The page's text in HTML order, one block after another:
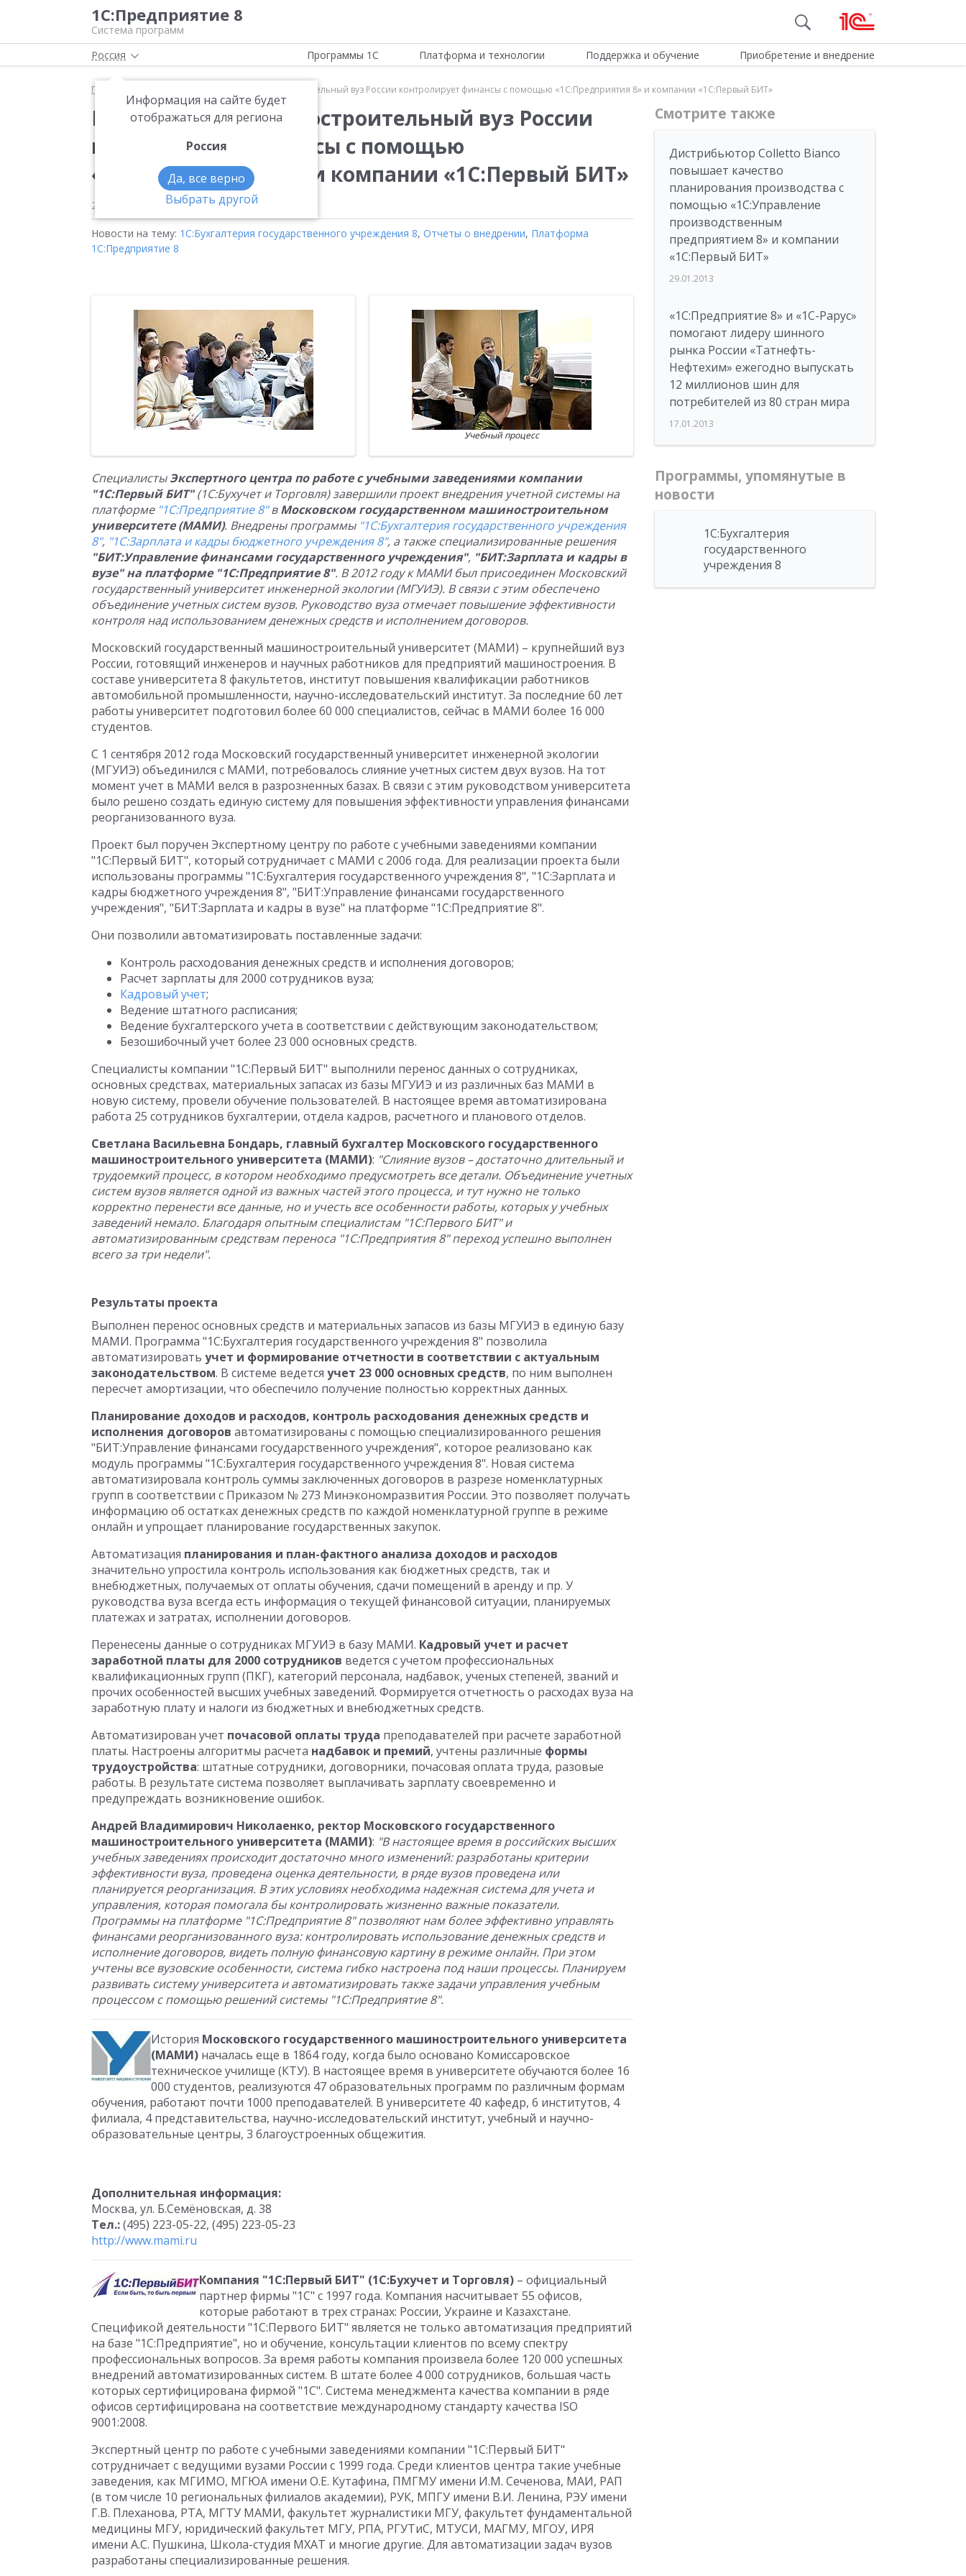
1С:Предприятие 8
Система программ
Россия
Информация на сайте будет
отображаться для региона
Россия
Да, все верно
Выбрать другой
Программы 1С Платформа и технологии Поддержка и обучение Приобретение и внедрение
Главная Крупнейший машиностроительный вуз России контролирует финансы с помощью «1С:Предприятия 8» и компании «1С:Первый БИТ»
Крупнейший машиностроительный вуз России
контролирует финансы с помощью
«1С:Предприятия 8» и компании «1С:Первый БИТ»
23.01.2013
Новости на тему: 1С:Бухгалтерия государственного учреждения 8, Отчеты о внедрении, Платформа
1С:Предприятие 8
Учебный процесс
СпециалистыЭкспертного центра по работе с учебными заведениями компании
"1С:Первый БИТ"(1С:Бухучет и Торговля) завершили проект внедрения учетной системы на
платформе "1С:Предприятие 8"вМосковском государственном машиностроительном
университете (МАМИ). Внедрены программы "1С:Бухгалтерия государственного учреждения
8", "1С:Зарплата и кадры бюджетного учреждения 8", а также специализированные решения
"БИТ:Управление финансами государственного учреждения", "БИТ:Зарплата и кадры в
вузе" на платформе "1С:Предприятие 8". В 2012 году к МАМИ был присоединен Московский
государственный университет инженерной экологии (МГУИЭ). В связи с этим обеспечено
объединение учетных систем вузов. Руководство вуза отмечает повышение эффективности
контроля над использованием денежных средств и исполнением договоров.
Московский государственный машиностроительный университет (МАМИ) – крупнейший вуз
России, готовящий инженеров и научных работников для предприятий машиностроения. В
составе университета 8 факультетов, институт повышения квалификации работников
автомобильной промышленности, научно-исследовательский институт. За последние 60 лет
работы университет подготовил более 60 000 специалистов, сейчас в МАМИ более 16 000
студентов.
С 1 сентября 2012 года Московский государственный университет инженерной экологии
(МГУИЭ) объединился с МАМИ, потребовалось слияние учетных систем двух вузов. На тот
момент учет в МАМИ велся в разрозненных базах. В связи с этим руководством университета
было решено создать единую систему для повышения эффективности управления финансами
реорганизованного вуза.
Проект был поручен Экспертному центру по работе с учебными заведениями компании
"1С:Первый БИТ", который сотрудничает с МАМИ с 2006 года. Для реализации проекта были
использованы программы "1С:Бухгалтерия государственного учреждения 8", "1С:Зарплата и
кадры бюджетного учреждения 8", "БИТ:Управление финансами государственного
учреждения", "БИТ:Зарплата и кадры в вузе" на платформе "1С:Предприятие 8".
Они позволили автоматизировать поставленные задачи:
Контроль расходования денежных средств и исполнения договоров;
Расчет зарплаты для 2000 сотрудников вуза;
Кадровый учет;
Ведение штатного расписания;
Ведение бухгалтерского учета в соответствии с действующим законодательством;
Безошибочный учет более 23 000 основных средств.
Специалисты компании "1С:Первый БИТ" выполнили перенос данных о сотрудниках,
основных средствах, материальных запасах из базы МГУИЭ и из различных баз МАМИ в
новую систему, провели обучение пользователей. В настоящее время автоматизирована
работа 25 сотрудников бухгалтерии, отдела кадров, расчетного и планового отделов.
Светлана Васильевна Бондарь, главный бухгалтер Московского государственного
машиностроительного университета (МАМИ): "Слияние вузов – достаточно длительный и
трудоемкий процесс, в котором необходимо предусмотреть все детали. Объединение учетных
систем вузов является одной из важных частей этого процесса, и тут нужно не только
корректно перенести все данные, но и учесть все особенности работы, которых у учебных
заведений немало. Благодаря опытным специалистам "1С:Первого БИТ" и
автоматизированным средствам переноса "1С:Предприятия 8" переход успешно выполнен
всего за три недели".
Результаты проекта
Выполнен перенос основных средств и материальных запасов из базы МГУИЭ в единую базу
МАМИ. Программа "1С:Бухгалтерия государственного учреждения 8" позволила
автоматизировать учет и формирование отчетности в соответствии с актуальным
законодательством. В системе ведется учет 23 000 основных средств, по ним выполнен
пересчет амортизации, что обеспечило получение полностью корректных данных.
Планирование доходов и расходов, контроль расходования денежных средств и
исполнения договоров автоматизированы с помощью специализированного решения
"БИТ:Управление финансами государственного учреждения", которое реализовано как
модуль программы "1С:Бухгалтерия государственного учреждения 8". Новая система
автоматизировала контроль суммы заключенных договоров в разрезе номенклатурных
групп в соответствии с Приказом № 273 Минэкономразвития России. Это позволяет получать
информацию об остатках денежных средств по каждой номенклатурной группе в режиме
онлайн и упрощает планирование государственных закупок.
Автоматизация планирования и план-фактного анализа доходов и расходов
значительно упростила контроль использования как бюджетных средств, так и
внебюджетных, получаемых от оплаты обучения, сдачи помещений в аренду и пр. У
руководства вуза всегда есть информация о текущей финансовой ситуации, планируемых
платежах и затратах, исполнении договоров.
Перенесены данные о сотрудниках МГУИЭ в базу МАМИ. Кадровый учет и расчет
заработной платы для 2000 сотрудников ведется с учетом профессиональных
квалификационных групп (ПКГ), категорий персонала, надбавок, ученых степеней, званий и
прочих особенностей высших учебных заведений. Формируется отчетность о расходах вуза на
заработную плату и налоги из бюджетных и внебюджетных средств.
Автоматизирован учет почасовой оплаты труда преподавателей при расчете заработной
платы. Настроены алгоритмы расчета надбавок и премий, учтены различные формы
трудоустройства: штатные сотрудники, договорники, почасовая оплата труда, разовые
работы. В результате система позволяет выплачивать зарплату своевременно и
предупреждать возникновение ошибок.
Андрей Владимирович Николаенко, ректор Московского государственного
машиностроительного университета (МАМИ): "В настоящее время в российских высших
учебных заведениях происходит достаточно много изменений: разработаны критерии
эффективности вуза, проведена оценка деятельности, в ряде вузов проведена или
планируется реорганизация. В этих условиях необходима надежная система для учета и
управления, которая помогала бы контролировать жизненно важные показатели.
Программы на платформе "1С:Предприятие 8" позволяют нам более эффективно управлять
финансами реорганизованного вуза: контролировать использование денежных средств и
исполнение договоров, видеть полную финансовую картину в режиме онлайн. При этом
учтены все вузовские особенности, система гибко настроена под наши процессы. Планируем
развивать систему университета и автоматизировать также задачи управления учебным
процессом с помощью решений системы "1С:Предприятие 8".
История Московского государственного машиностроительного университета
(МАМИ) началась еще в 1864 году, когда было основано Комиссаровское
техническое училище (КТУ). В настоящее время в университете обучаются более 16
000 студентов, реализуются 47 образовательных программ по различным формам
обучения, работают почти 1000 преподавателей. В университете 40 кафедр, 6 институтов, 4
филиала, 4 представительства, научно-исследовательский институт, учебный и научно-
образовательные центры, 3 благоустроенных общежития.
Дополнительная информация:
Москва, ул. Б.Семёновская, д. 38
Тел.:(495) 223-05-22, (495) 223-05-23
http://www.mami.ru
Компания "1С:Первый БИТ" (1С:Бухучет и Торговля) – официальный
партнер фирмы "1С" с 1997 года. Компания насчитывает 55 офисов,
которые работают в трех странах: России, Украине и Казахстане.
Спецификой деятельности "1С:Первого БИТ" является не только автоматизация предприятий
на базе "1С:Предприятие", но и обучение, консультации клиентов по всему спектру
профессиональных вопросов. За время работы компания произвела более 120 000 успешных
внедрений автоматизированных систем. В штате более 4 000 сотрудников, большая часть
которых сертифицирована фирмой "1С". Система менеджмента качества компании в ряде
офисов сертифицирована на соответствие международному стандарту качества ISO
9001:2008.
Экспертный центр по работе с учебными заведениями компании "1С:Первый БИТ"
сотрудничает с ведущими вузами России с 1999 года. Среди клиентов центра такие учебные
заведения, как МГИМО, МГЮА имени О.Е. Кутафина, ПМГМУ имени И.М. Сеченова, МАИ, РАП
(в том числе 10 региональных филиалов академии), РУК, МПГУ имени В.И. Ленина, РЭУ имени
Г.В. Плеханова, РТА, МГТУ МАМИ, факультет журналистики МГУ, факультет фундаментальной
медицины МГУ, юридический факультет МГУ, РПА, РГУТиС, МТУСИ, МАГМУ, МГОУ, ИРЯ
имени А.С. Пушкина, Школа-студия МХАТ и многие другие. Для автоматизации задач вузов
разработаны специализированные решения.
Смотрите также
Дистрибьютор Colletto Bianco
повышает качество
планирования производства с
помощью «1С:Управление
производственным
предприятием 8» и компании
«1С:Первый БИТ»
29.01.2013
«1С:Предприятие 8» и «1С-Рарус»
помогают лидеру шинного
рынка России «Татнефть-
Нефтехим» ежегодно выпускать
12 миллионов шин для
потребителей из 80 стран мира
17.01.2013
Программы, упомянутые в
новости
1С:Бухгалтерия
государственного
учреждения 8